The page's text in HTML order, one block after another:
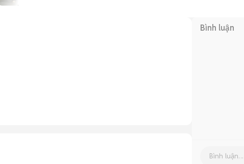
Bình luận